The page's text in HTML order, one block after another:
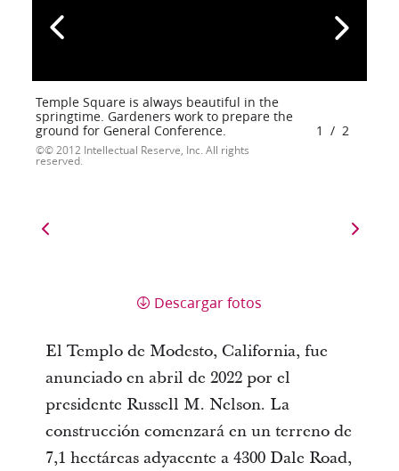
Temple Square is always beautiful in the
springtime. Gardeners work to prepare the
ground for General Conference.
© 2012 Intellectual Reserve, Inc. All rights
reserved.
1 / 2
Descargar fotos
El Templo de Modesto, California, fue
anunciado en abril de 2022 por el
presidente Russell M. Nelson. La
construcción comenzará en un terreno de
7,1 hectáreas adyacente a 4300 Dale Road,